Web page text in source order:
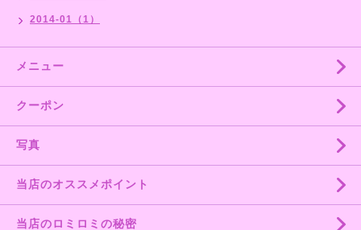
2014-01（1）
メニュー
クーポン
写真
当店のオススメポイント
当店のロミロミの秘密